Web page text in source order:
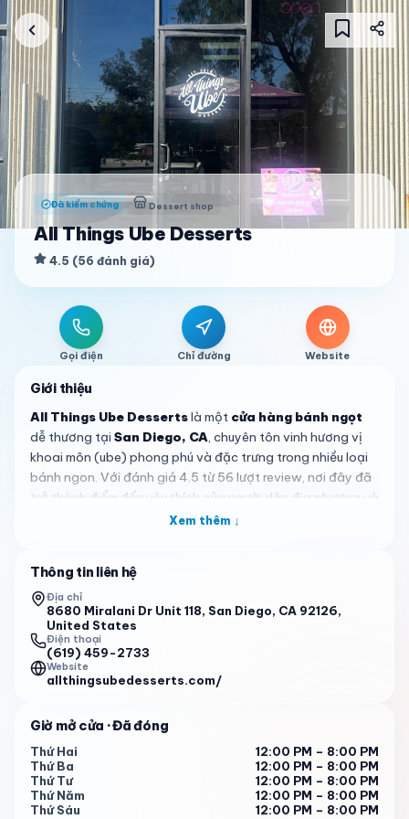
Đã kiểm chứng Dessert shop
All Things Ube Desserts
4.5 (56 đánh giá)
Gọi điện Chỉ đường Website
Giới thiệu
All Things Ube Dessertslà một cửa hàng bánh ngọt
dễ thương tại San Diego, CA, chuyên tôn vinh hương vị
khoai môn (ube) phong phú và đặc trưng trong nhiều loại
bánh ngon. Với đánh giá 4.5 từ 56 lượt review, nơi đây đã
trở thành điểm đến yêu thích của người dân địa phương và
du khách, mang đến sự ngọt ngào vượt xa bánh ngọt
Thực đơn nổi bật với các món đặc trưng thể hiện sự đa
dạng của khoai môn, bao gồm ube mochi bricks được
khách hàng yêu thích gọi là
cùng với ube cheesecake bites, cookies, brownies, và halo
halo truyền thống. Mỗi món bánh được chế biến để làm nổi
bật vị ngọt tự nhiên và màu tím rực rỡ của khoai môn, tạo
thích đồ ngọt.
Điều thực sự làm nên sự khác biệt của All Things Ube
Desserts
là không khí ấm áp và thân thiện, nơi nhân viên
luôn được khen ngợi là
những người ngọt ngào, đổ cả tình
Xem thêm ↓
Thông tin liên hệ
Địa chỉ
8680 Miralani Dr Unit 118, San Diego, CA 92126,
United States
Điện thoại
(619) 459-2733
Website
allthingsubedesserts.com/
Giờ mở cửa · Đã đóng
Thứ Hai
12:00 PM – 8:00 PM
Thứ Ba
12:00 PM – 8:00 PM
Thứ Tư
12:00 PM – 8:00 PM
Thứ Năm
12:00 PM – 8:00 PM
Thứ Sáu
12:00 PM – 8:00 PM